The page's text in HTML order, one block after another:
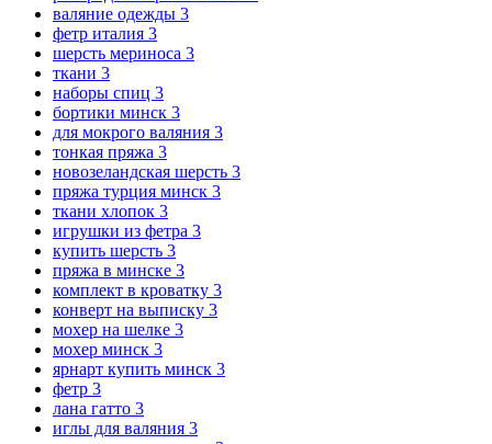
валяние одежды 3
фетр италия 3
шерсть мериноса 3
ткани 3
наборы спиц 3
бортики минск 3
для мокрого валяния 3
тонкая пряжа 3
новозеландская шерсть 3
пряжа турция минск 3
ткани хлопок 3
игрушки из фетра 3
купить шерсть 3
пряжа в минске 3
комплект в кроватку 3
конверт на выписку 3
мохер на шелке 3
мохер минск 3
ярнарт купить минск 3
фетр 3
лана гатто 3
иглы для валяния 3